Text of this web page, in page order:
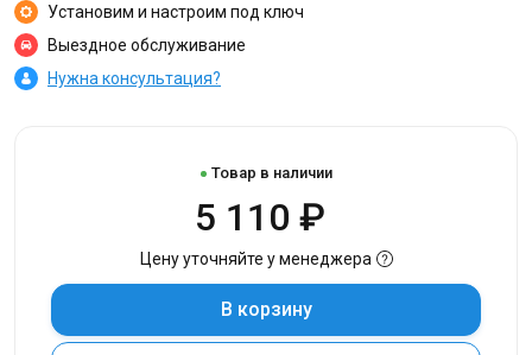
Установим и настроим под ключ
Выездное обслуживание
Нужна консультация?
Товар в наличии
5 110 ₽
Цену уточняйте у менеджера
В корзину